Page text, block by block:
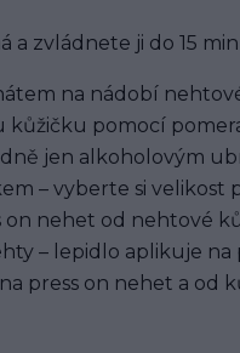
a zvládnete ji do 15
na nádobí
kůžičku pomocí
jen alkoholovým
– vyberte si
on nehet od nehtové
– lepidlo aplikuje
press on nehet a